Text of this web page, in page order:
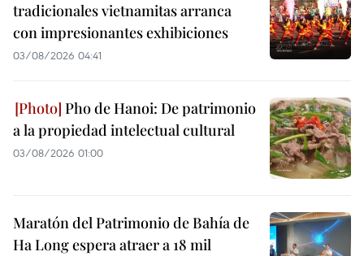
tradicionales vietnamitas arranca
con impresionantes exhibiciones
03/08/2026 04:41
Pho de Hanoi: De patrimonio
a la propiedad intelectual cultural
03/08/2026 01:00
Maratón del Patrimonio de Bahía de
Ha Long espera atraer a 18 mil